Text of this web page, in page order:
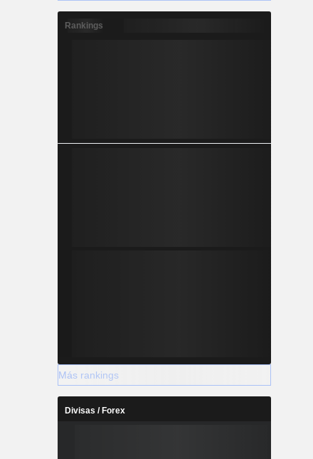
Rankings
Más rankings
Divisas / Forex